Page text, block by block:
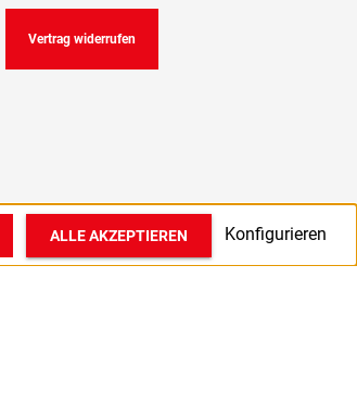
Vertrag widerrufen
Konfigurieren
ALLE AKZEPTIEREN